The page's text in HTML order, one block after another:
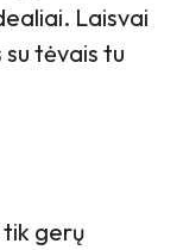
Laisvai
tėvais tu
gerų